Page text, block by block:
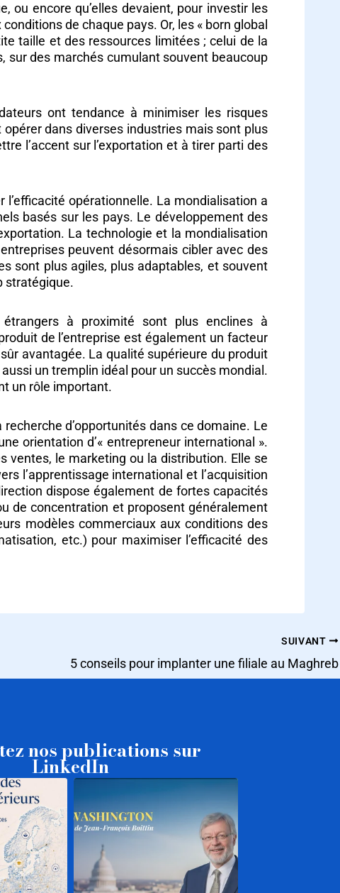
ou encore qu’elles devaient, pour investir les
de chaque pays. Or, les « born global
taille et des ressources limitées ; celui de la
sur des marchés cumulant souvent beaucoup
ont tendance à minimiser les risques
dans diverses industries mais sont plus
l’accent sur l’exportation et à tirer parti des
opérationnelle. La mondialisation a
basés sur les pays. Le développement des
La technologie et la mondialisation
peuvent désormais cibler avec des
sont plus agiles, plus adaptables, et souvent
stratégique.
à proximité sont plus enclines à
de l’entreprise est également un facteur
avantagée. La qualité supérieure du produit
un tremplin idéal pour un succès mondial.
un rôle important.
d’opportunités dans ce domaine. Le
orientation d’« entrepreneur international ».
ventes, le marketing ou la distribution. Elle se
l’apprentissage international et l’acquisition
dispose également de fortes capacités
de concentration et proposent généralement
modèles commerciaux aux conditions des
etc.) pour maximiser l’efficacité des
SUIVANT
5 conseils pour implanter une filiale au Maghreb
nos publications sur
LinkedIn